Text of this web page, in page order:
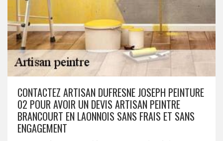
CONTACTEZ ARTISAN DUFRESNE JOSEPH PEINTURE
02 POUR AVOIR UN DEVIS ARTISAN PEINTRE
BRANCOURT EN LAONNOIS SANS FRAIS ET SANS
ENGAGEMENT